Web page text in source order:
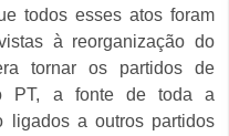
todos esses atos foram
à reorganização do
tornar os partidos de
PT, a fonte de toda a
ligados a outros partidos